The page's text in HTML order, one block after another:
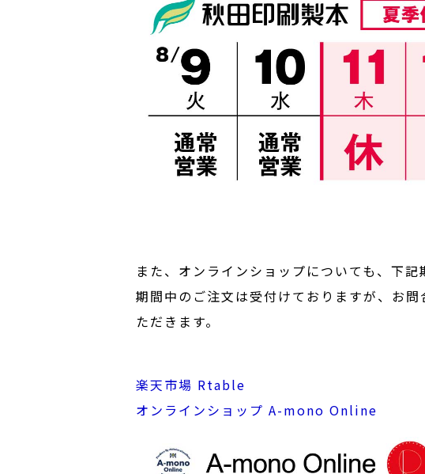
また、オンラインショップについても、下記
期間中のご注文は受付けておりますが、お
ただきます。
楽天市場 Rtable
オンラインショップ A-mono Online